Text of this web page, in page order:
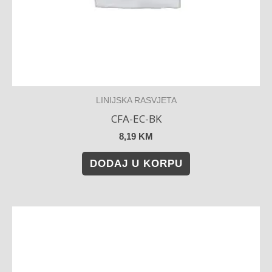
LINIJSKA RASVJETA
CFA-EC-BK
8,19 KM
DODAJ U KORPU